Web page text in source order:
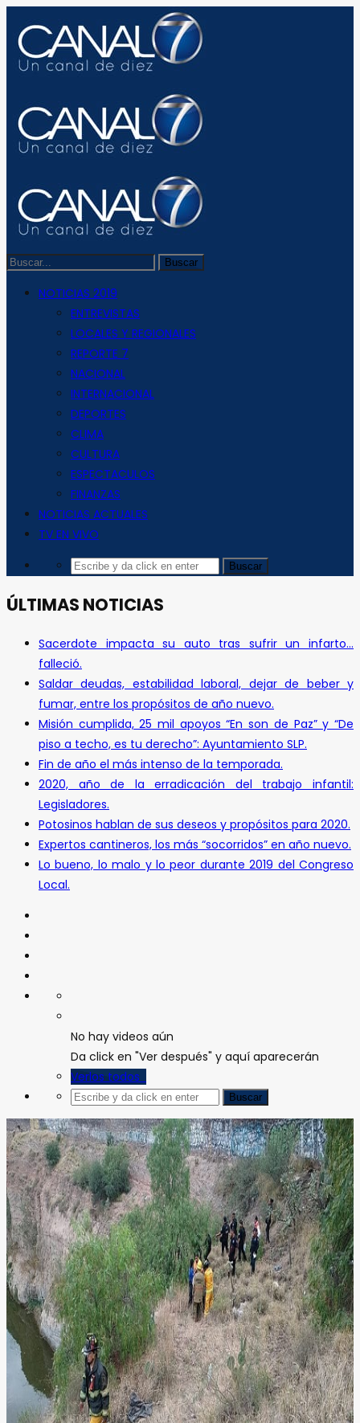
NOTICIAS 2019
ENTREVISTAS
LOCALES Y REGIONALES
REPORTE 7
NACIONAL
INTERNACIONAL
DEPORTES
CLIMA
CULTURA
ESPECTACULOS
FINANZAS
NOTICIAS ACTUALES
TV EN VIVO
ÚLTIMAS NOTICIAS
Sacerdote impacta su auto tras sufrir un infarto…
falleció.
Saldar deudas, estabilidad laboral, dejar de beber y
fumar, entre los propósitos de año nuevo.
Misión cumplida, 25 mil apoyos “En son de Paz” y “De
piso a techo, es tu derecho”: Ayuntamiento SLP.
Fin de año el más intenso de la temporada.
2020, año de la erradicación del trabajo infantil:
Legisladores.
Potosinos hablan de sus deseos y propósitos para 2020.
Expertos cantineros, los más “socorridos” en año nuevo.
Lo bueno, lo malo y lo peor durante 2019 del Congreso
Local.
No hay videos aún
Da click en "Ver después" y aquí aparecerán
Verlos todos